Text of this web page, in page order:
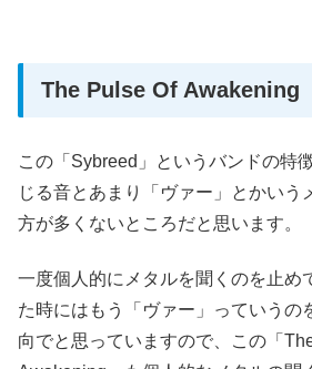
The Pulse Of Awakening
この「Sybreed」というバンドの特
じる音とあまり「ヴァー」とかいう
方が多くないところだと思います。
一度個人的にメタルを聞くのを止め
た時にはもう「ヴァー」っていうの
向でと思っていますので、この「